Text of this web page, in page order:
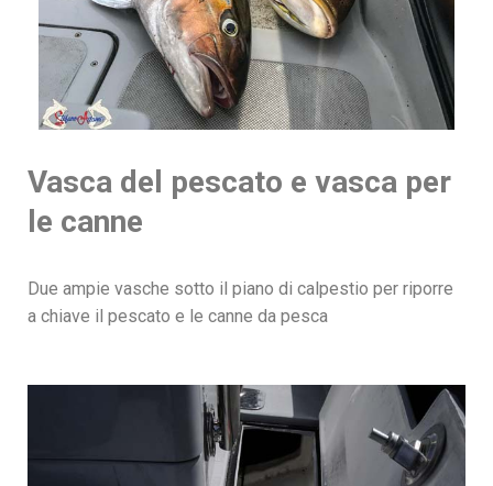
Vasca del pescato e vasca per
le canne
Due ampie vasche sotto il piano di calpestio per riporre
a chiave il pescato e le canne da pesca